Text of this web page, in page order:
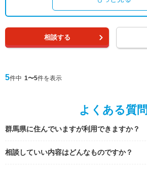
相談する
5件中 1〜5件を表示
よくある質問
群馬県に住んでいますが利用できますか？
相談していい内容はどんなものですか？